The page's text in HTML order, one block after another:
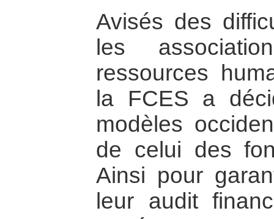
Avisés des
les
ressources
la FCES a
modèles
de celui des
Ainsi pour
leur audit